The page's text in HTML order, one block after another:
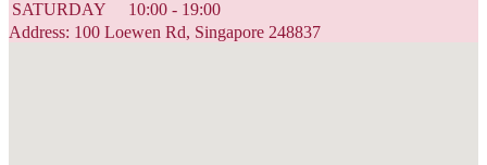
SATURDAY
10:00 - 19:00
Address: 100 Loewen Rd, Singapore 248837